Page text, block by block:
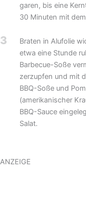
garen, bis eine
30 Minuten mit
3
Braten in Alufolie
etwa eine Stunde
Barbecue-Soße
zerzupfen und mit
BBQ-Soße und
(amerikanischer
BBQ-Sauce
Salat.
ANZEIGE